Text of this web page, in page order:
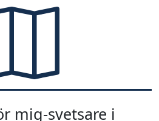
mig-svetsare i